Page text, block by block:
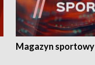
Magazyn sportowy